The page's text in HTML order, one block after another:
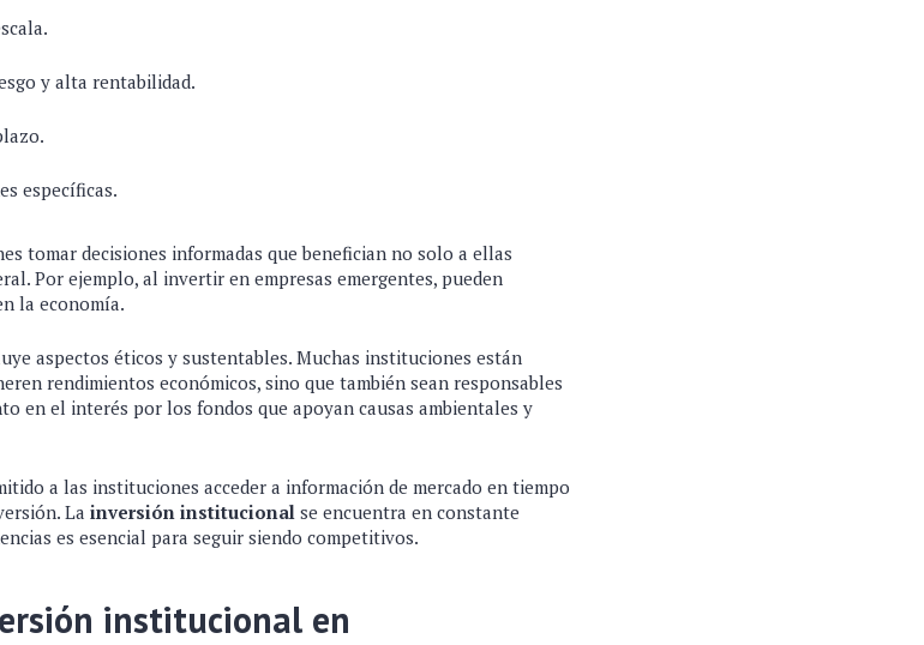
y alta rentabilidad.
específicas.
tomar decisiones informadas que benefician no solo a ellas
Por ejemplo, al invertir en empresas emergentes, pueden
la economía.
aspectos éticos y sustentables. Muchas instituciones están
rendimientos económicos, sino que también sean responsables
en el interés por los fondos que apoyan causas ambientales y
a las instituciones acceder a información de mercado en tiempo
La inversión institucional se encuentra en constante
es esencial para seguir siendo competitivos.
institucional en